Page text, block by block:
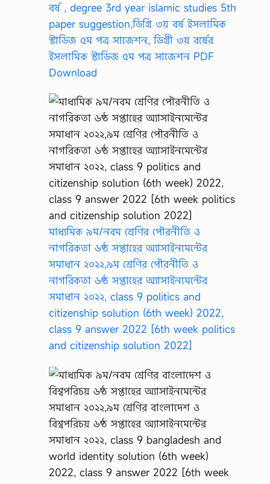
বর্ষ , degree 3rd year islamic studies 5th
paper suggestion,ডিগ্রি ৩য় বর্ষ ইসলামিক
স্টাডিজ ৫ম পত্র সাজেশন, ডিগ্রী ৩য় বর্ষের
ইসলামিক স্টাডিজ ৫ম পত্র সাজেশন PDF
Download
মাধ্যমিক ৯ম/নবম শ্রেণির পৌরনীতি ও
নাগরিকতা ৬ষ্ঠ সপ্তাহের অ্যাসাইনমেন্টের
সমাধান ২০২২,৯ম শ্রেণির পৌরনীতি ও
নাগরিকতা ৬ষ্ঠ সপ্তাহের অ্যাসাইনমেন্টের
সমাধান ২০২২, class 9 politics and
citizenship solution (6th week) 2022,
class 9 answer 2022 [6th week politics
and citizenship solution 2022]